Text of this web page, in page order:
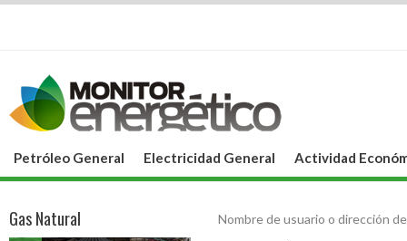
Petróleo General Electricidad General Actividad
Nombre de usuario o dirección
Gas Natural